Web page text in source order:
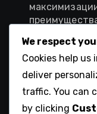
Ремонт
Договоры на
юристу и
We respect
Cookies help us
deliver
traffic. You can
by clicking